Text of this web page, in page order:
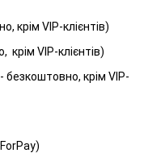
настрій. Наші
зустріч з
будь-яку подію
і ненав'язливо
в таких форматах:
крім VIP-клієнтів)
VIP-клієнтів)
крім VIP-